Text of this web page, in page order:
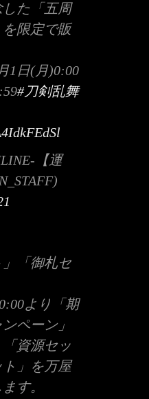
た「五周
限定で販
1日(月)0:00
#刀剣乱舞
【運
」「御札セ
より「期
ペーン」
資源セッ
ト」を万屋
す。